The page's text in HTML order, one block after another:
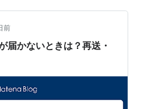
新党結成の背景や注目の政
響や具体的な家計防衛策に
ます。 ひろゆき氏と泉…
前
届かないときは？再送・